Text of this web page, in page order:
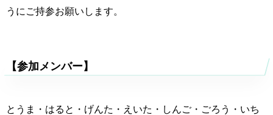
うにご持参お願いします。
【参加メンバー】
とうま・はると・げんた・えいた・しんご・ごろう・いち